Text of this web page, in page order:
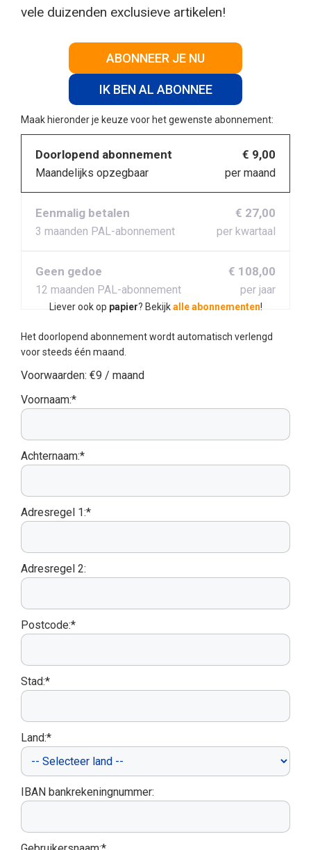
vele duizenden exclusieve artikelen!
ABONNEER JE NU
IK BEN AL ABONNEE
Maak hieronder je keuze voor het gewenste abonnement:
Doorlopend abonnement
Maandelijks opzegbaar
€ 9,00
per maand
Eenmalig betalen
3 maanden PAL-abonnement
€ 27,00
per kwartaal
Geen gedoe
12 maanden PAL-abonnement
€ 108,00
per jaar
Liever ook op papier? Bekijkalle abonnementen!
Het doorlopend abonnement wordt automatisch verlengd
voor steeds één maand.
Voorwaarden: €9 / maand
Voornaam:*
Achternaam:*
Adresregel 1:*
Adresregel 2:
Postcode:*
Stad:*
Land:*
IBAN bankrekeningnummer: